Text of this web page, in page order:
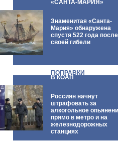
«САНТА-МАРИЯ»
Знаменитая «Санта-
Мария» обнаружена
спустя 522 года после
своей гибели
ПОПРАВКИ
В КОАП
Россиян начнут
штрафовать за
алкогольное
прямо в метро и на
железнодорожных
станциях